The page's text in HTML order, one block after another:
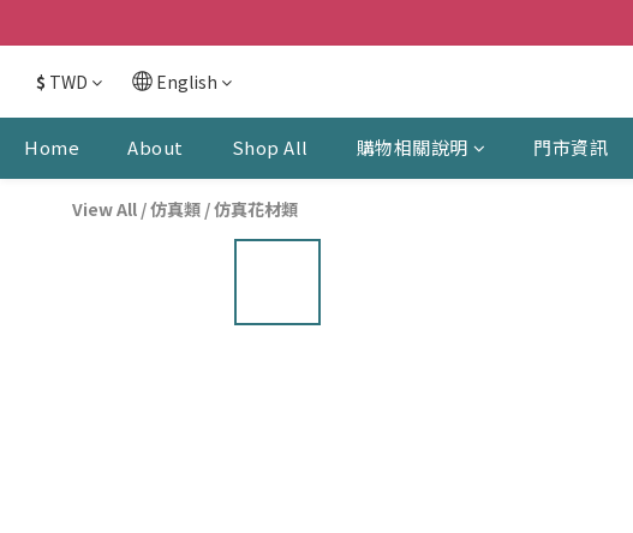
$ TWD English
Home About Shop All 購物相關說明 門市資訊
View All /仿真類 /仿真花材類